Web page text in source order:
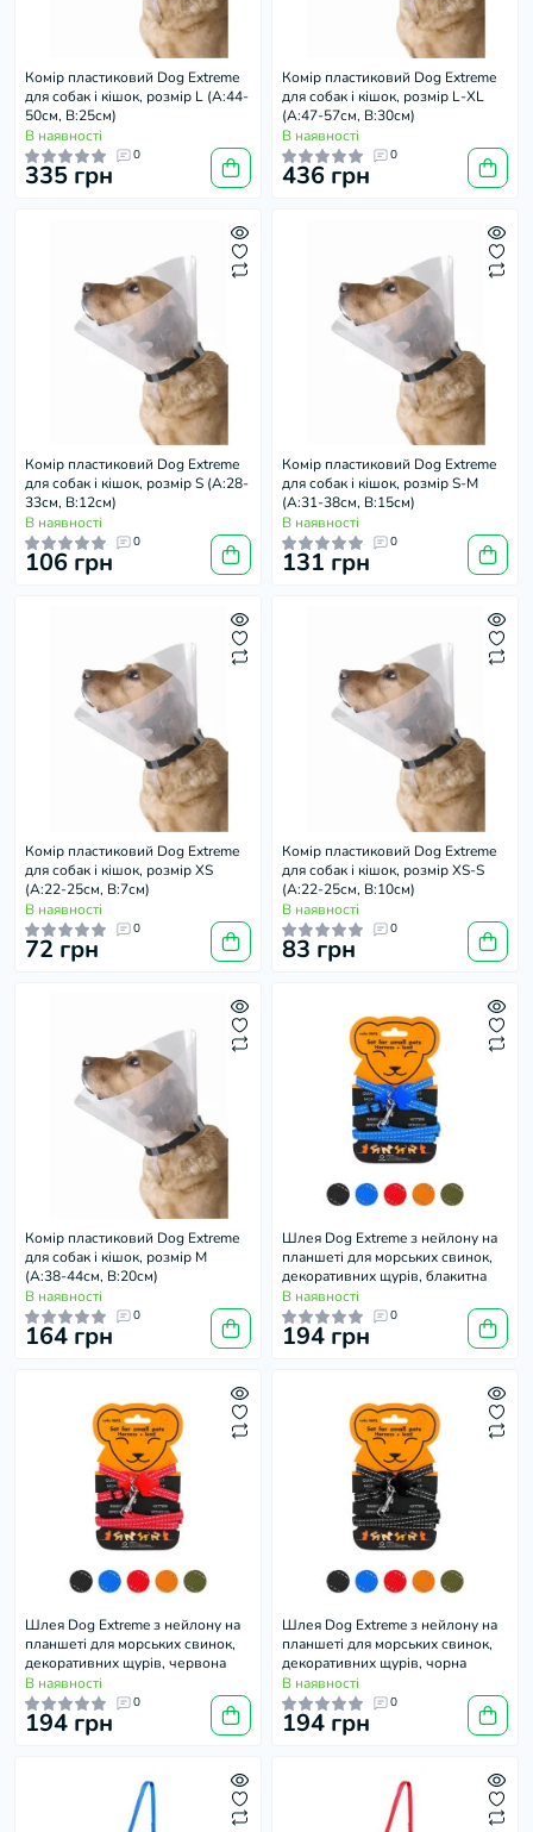
Комір пластиковий Dog Extremе
для собак і кішок, розмір L (А:44-
50см, В:25см)
В наявності
0
335 грн
Комір пластиковий Dog Extremе
для собак і кішок, розмір L-XL
(А:47-57см, В:30см)
В наявності
0
436 грн
Комір пластиковий Dog Extremе
для собак і кішок, розмір S (А:28-
33см, В:12см)
В наявності
0
106 грн
Комір пластиковий Dog Extremе
для собак і кішок, розмір S-М
(А:31-38см, В:15см)
В наявності
0
131 грн
Комір пластиковий Dog Extremе
для собак і кішок, розмір XS
(А:22-25см, В:7см)
В наявності
0
72 грн
Комір пластиковий Dog Extremе
для собак і кішок, розмір XS-S
(А:22-25см, В:10см)
В наявності
0
83 грн
Комір пластиковий Dog Extremе
для собак і кішок, розмір М
(А:38-44см, В:20см)
В наявності
0
164 грн
Шлея Dog Extreme з нейлону на
планшеті для морських свинок,
декоративних щурів, блакитна
В наявності
0
194 грн
Шлея Dog Extreme з нейлону на
планшеті для морських свинок,
декоративних щурів, червона
В наявності
0
194 грн
Шлея Dog Extreme з нейлону на
планшеті для морських свинок,
декоративних щурів, чорна
В наявності
0
194 грн